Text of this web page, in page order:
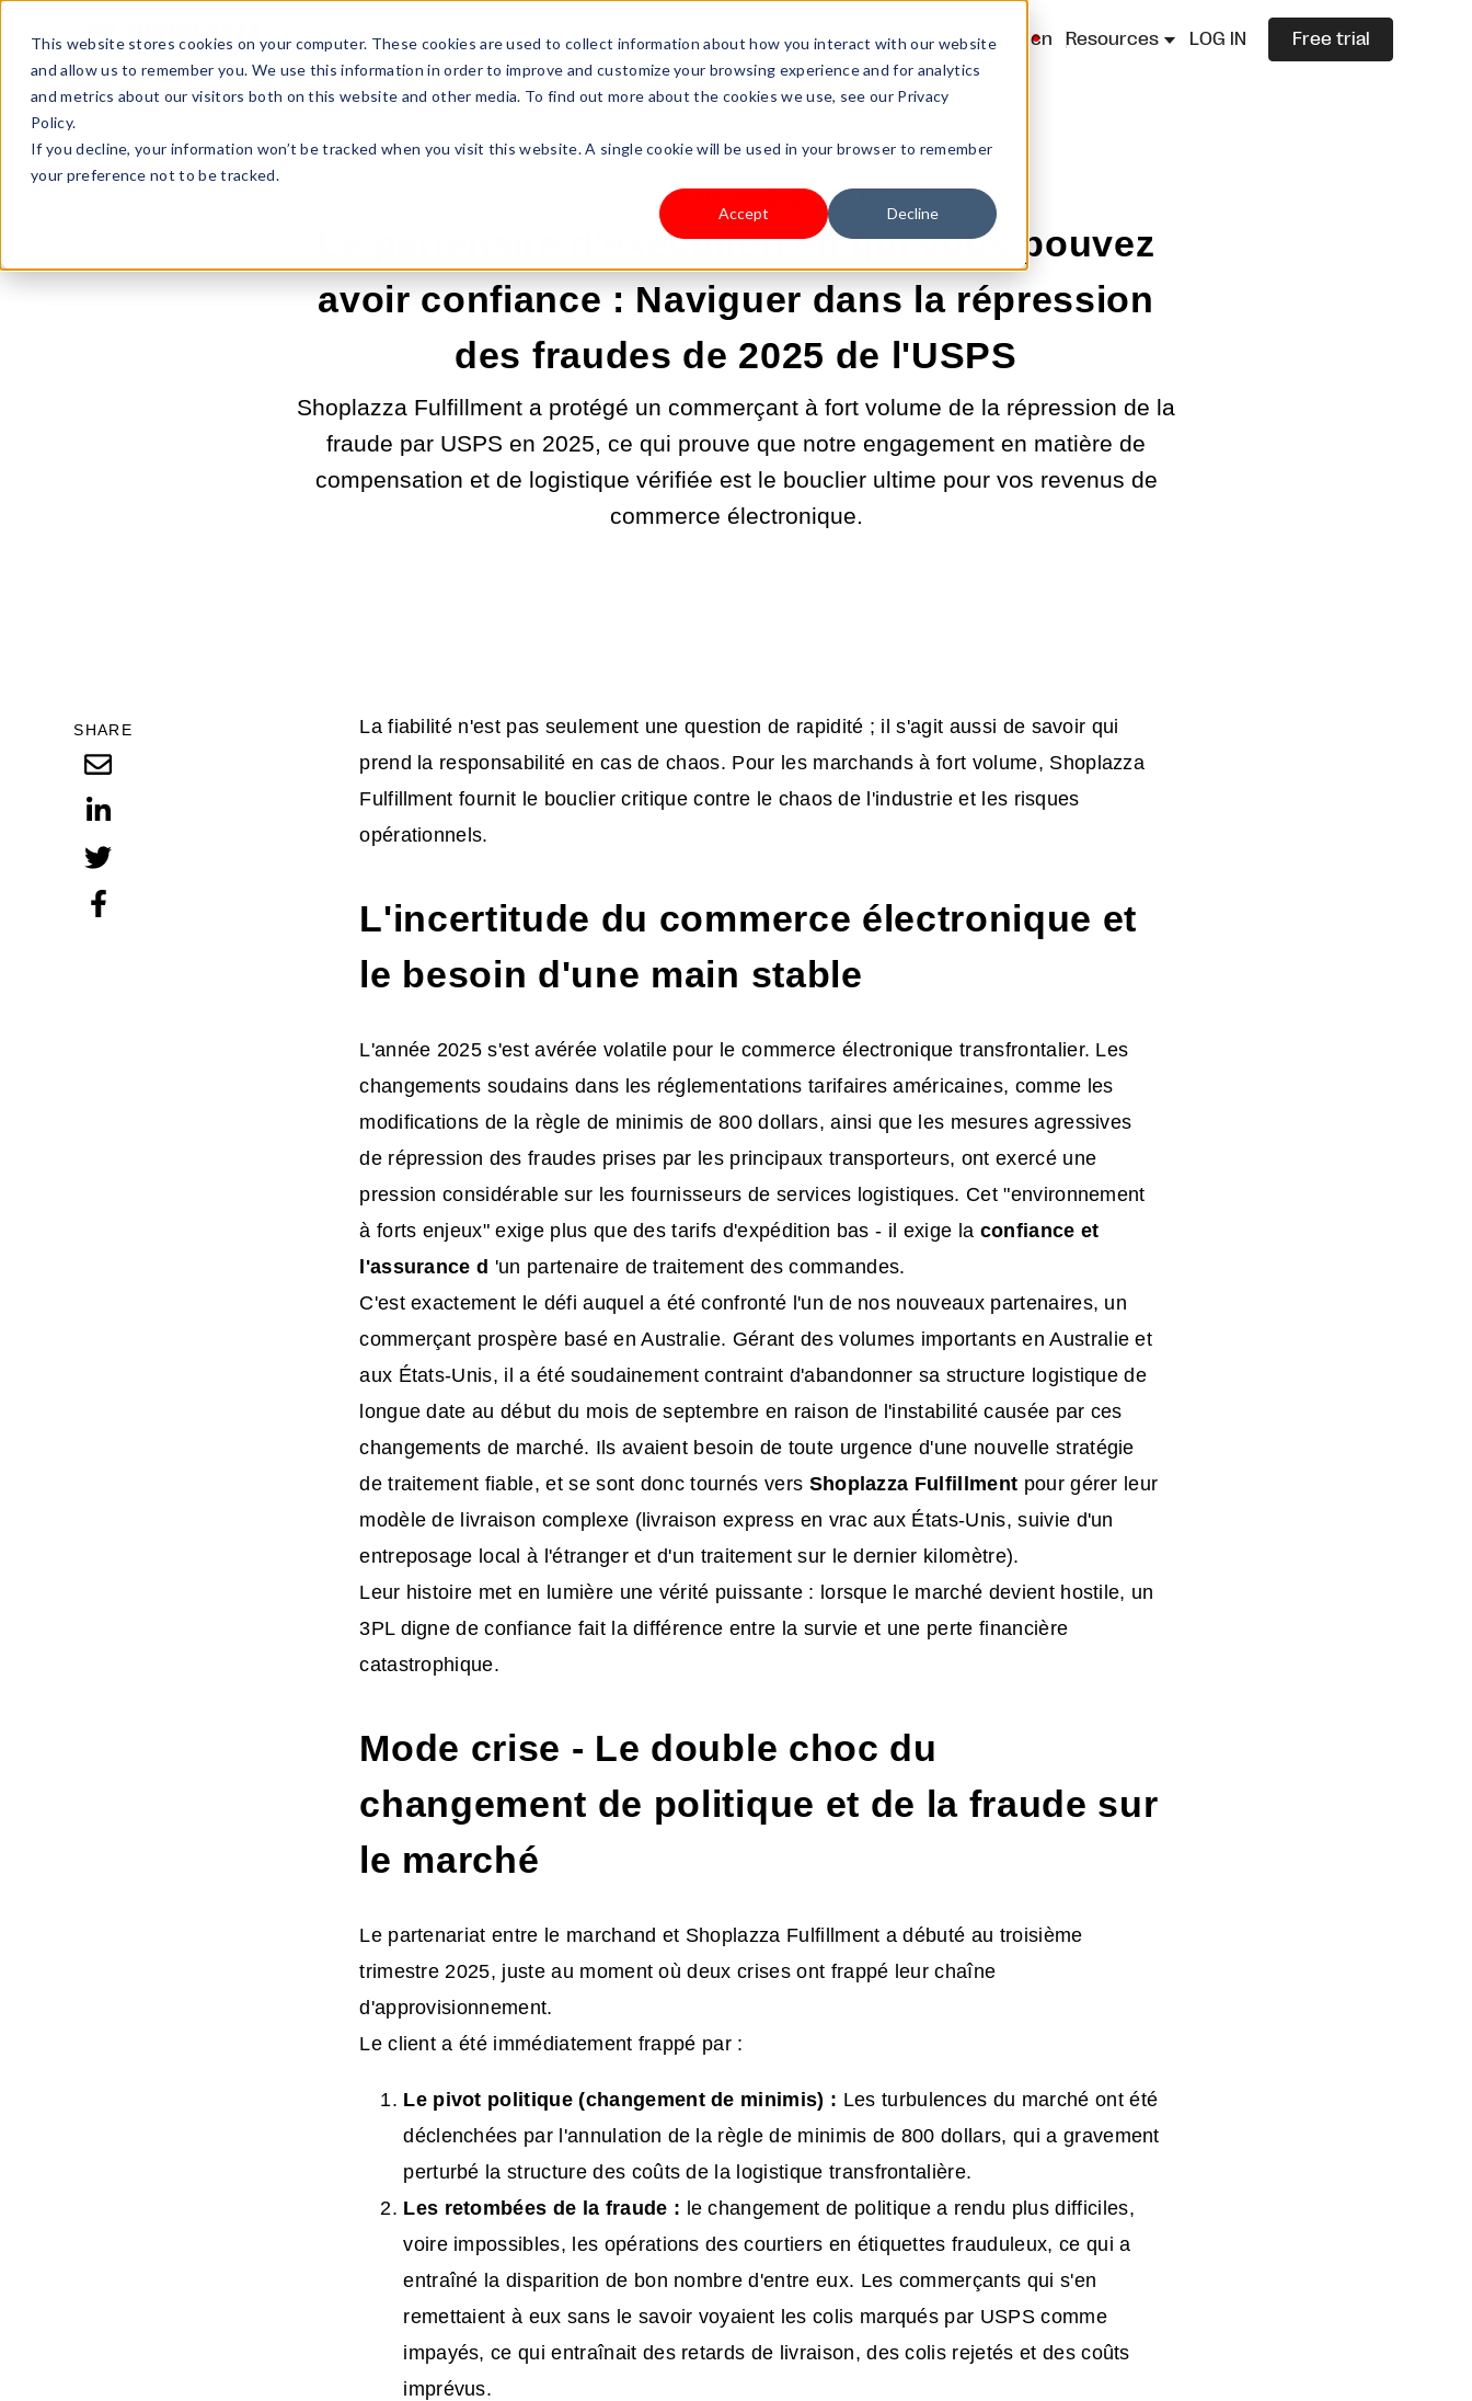
This website stores cookies on your computer. These cookies are used to collect information about how you interact with our website
and allow us to remember you. We use this information in order to improve and customize your browsing experience and for analytics
and metrics about our visitors both on this website and other media. To find out more about the cookies we use, see our Privacy
Policy.
If you decline, your information won’t be tracked when you visit this website. A single cookie will be used in your browser to remember
your preference not to be tracked.
Accept Decline
Sell Online Business Type Pricing Shoplazza.cn Resources LOG IN Free trial
10 DÉC. 2025 02:00:00 | PAIEMENT & LIVRAISON
Le partenaire d'exécution en qui vous pouvez
avoir confiance : Naviguer dans la répression
des fraudes de 2025 de l'USPS
Shoplazza Fulfillment a protégé un commerçant à fort volume de la répression de la
fraude par USPS en 2025, ce qui prouve que notre engagement en matière de
compensation et de logistique vérifiée est le bouclier ultime pour vos revenus de
commerce électronique.
SHARE
La fiabilité n'est pas seulement une question de rapidité ; il s'agit aussi de savoir qui
prend la responsabilité en cas de chaos. Pour les marchands à fort volume, Shoplazza
Fulfillment fournit le bouclier critique contre le chaos de l'industrie et les risques
opérationnels.
L'incertitude du commerce électronique et
le besoin d'une main stable
L'année 2025 s'est avérée volatile pour le commerce électronique transfrontalier. Les
changements soudains dans les réglementations tarifaires américaines, comme les
modifications de la règle de minimis de 800 dollars, ainsi que les mesures agressives
de répression des fraudes prises par les principaux transporteurs, ont exercé une
pression considérable sur les fournisseurs de services logistiques. Cet "environnement
à forts enjeux" exige plus que des tarifs d'expédition bas - il exige la confiance et
l'assurance d 'un partenaire de traitement des commandes.
C'est exactement le défi auquel a été confronté l'un de nos nouveaux partenaires, un
commerçant prospère basé en Australie. Gérant des volumes importants en Australie et
aux États-Unis, il a été soudainement contraint d'abandonner sa structure logistique de
longue date au début du mois de septembre en raison de l'instabilité causée par ces
changements de marché. Ils avaient besoin de toute urgence d'une nouvelle stratégie
de traitement fiable, et se sont donc tournés vers Shoplazza Fulfillment pour gérer leur
modèle de livraison complexe (livraison express en vrac aux États-Unis, suivie d'un
entreposage local à l'étranger et d'un traitement sur le dernier kilomètre).
Leur histoire met en lumière une vérité puissante : lorsque le marché devient hostile, un
3PL digne de confiance fait la différence entre la survie et une perte financière
catastrophique.
Mode crise - Le double choc du
changement de politique et de la fraude sur
le marché
Le partenariat entre le marchand et Shoplazza Fulfillment a débuté au troisième
trimestre 2025, juste au moment où deux crises ont frappé leur chaîne
d'approvisionnement.
Le client a été immédiatement frappé par :
Le pivot politique (changement de minimis) : Les turbulences du marché ont été
déclenchées par l'annulation de la règle de minimis de 800 dollars, qui a gravement
perturbé la structure des coûts de la logistique transfrontalière.
Les retombées de la fraude : le changement de politique a rendu plus difficiles,
voire impossibles, les opérations des courtiers en étiquettes frauduleux, ce qui a
entraîné la disparition de bon nombre d'entre eux. Les commerçants qui s'en
remettaient à eux sans le savoir voyaient les colis marqués par USPS comme
impayés, ce qui entraînait des retards de livraison, des colis rejetés et des coûts
imprévus.